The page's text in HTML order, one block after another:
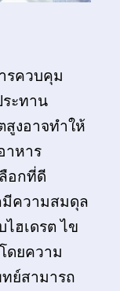
รควบคุม
ระทาน
งอาจทำให้
าหาร
อกที่ดี
มีความสมดุล
ไฮเดรต ไข
ดยความ
ย์สามารถ